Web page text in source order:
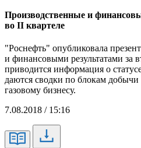
Производственные и
во II квартеле
"Роснефть" опубликовала
и финансовыми результатами за
приводится информация о
даются сводки по блокам
газовому бизнесу.
7.08.2018 / 15:16